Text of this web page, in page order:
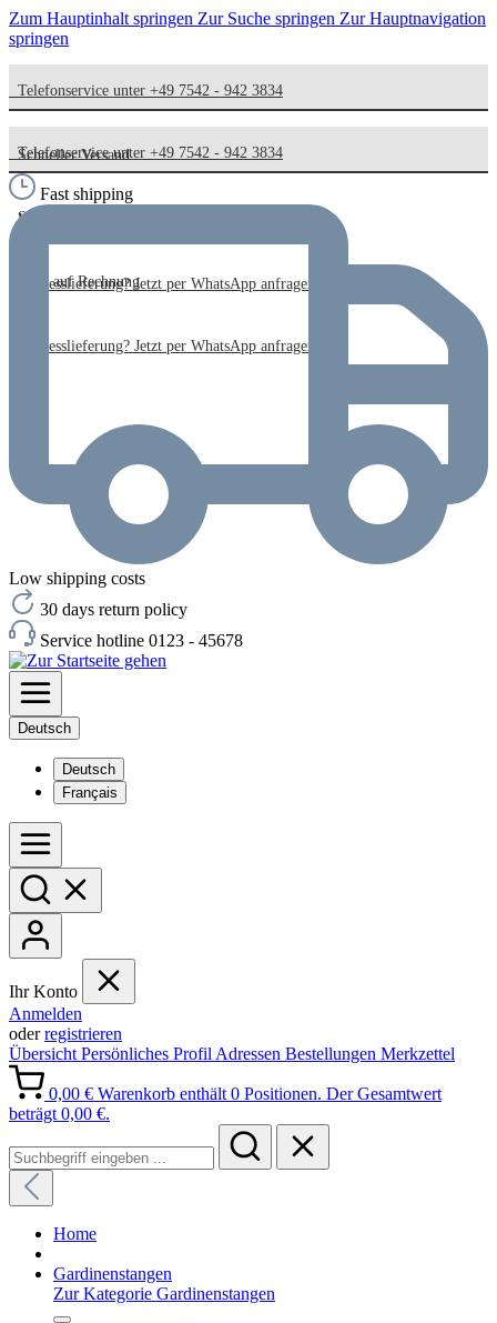
Zum Hauptinhalt springen Zur Suche springen Zur Hauptnavigation
springen
Telefonservice unter +49 7542 - 942 3834
Schneller Versand
Kauf auf Rechnung
Expresslieferung? Jetzt per WhatsApp anfragen!
Telefonservice unter +49 7542 - 942 3834
Schneller Versand
Kauf auf Rechnung
Expresslieferung? Jetzt per WhatsApp anfragen!
Fast shipping
Low shipping costs
30 days return policy
Service hotline 0123 - 45678
Deutsch
Deutsch
Français
Ihr Konto
Anmelden
oderregistrieren
Übersicht Persönliches Profil Adressen Bestellungen Merkzettel
0,00 € Warenkorb enthält 0 Positionen. Der Gesamtwert
beträgt 0,00 €.
Home
Gardinenstangen
Zur Kategorie Gardinenstangen